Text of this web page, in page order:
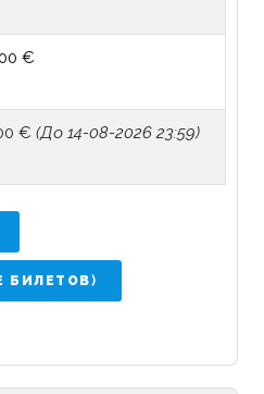
€
€ (До 14-08-2026 23:59)
БИЛЕТОВ)